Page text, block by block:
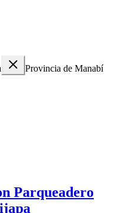
Provincia de Manabí
Parqueadero